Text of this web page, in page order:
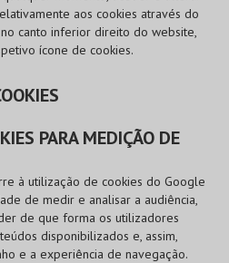
aos cookies através do
canto inferior direito do website,
ícone de cookies.
PARA MEDIÇÃO DE
à utilização de cookies do Google
de medir e analisar a audiência,
de que forma os utilizadores
disponibilizados e, assim,
e a experiência de navegação.